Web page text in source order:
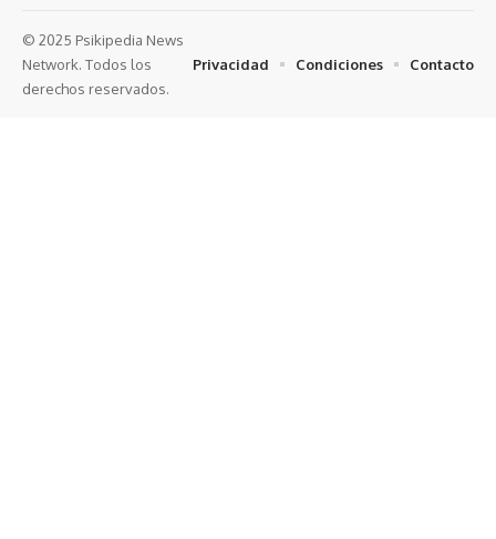
© 2025 Psikipedia News
Network. Todos los
derechos reservados.
Privacidad Condiciones Contacto